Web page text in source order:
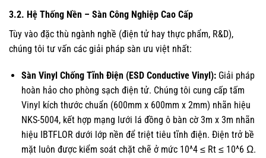
3.2. Hệ Thống Nền – Sàn Công Nghiệp Cao Cấp
Tùy vào đặc thù ngành nghề (điện tử hay thực phẩm, R&D),
chúng tôi tư vấn các giải pháp sàn ưu việt nhất:
Sàn Vinyl Chống Tĩnh Điện (ESD Conductive Vinyl):Giải pháp
hoàn hảo cho phòng sạch điện tử. Chúng tôi cung cấp tấm
Vinyl kích thước chuẩn (600mm x 600mm x 2mm) nhãn hiệu
NKS-5004, kết hợp mạng lưới lá đồng ô bàn cờ 3m x 3m nhãn
hiệu IBTFLOR dưới lớp nền để triệt tiêu tĩnh điện. Điện trở bề
mặt luôn được kiểm soát chặt chẽ ở mức 10^4 ≤ Rt ≤ 10^6 Ω.